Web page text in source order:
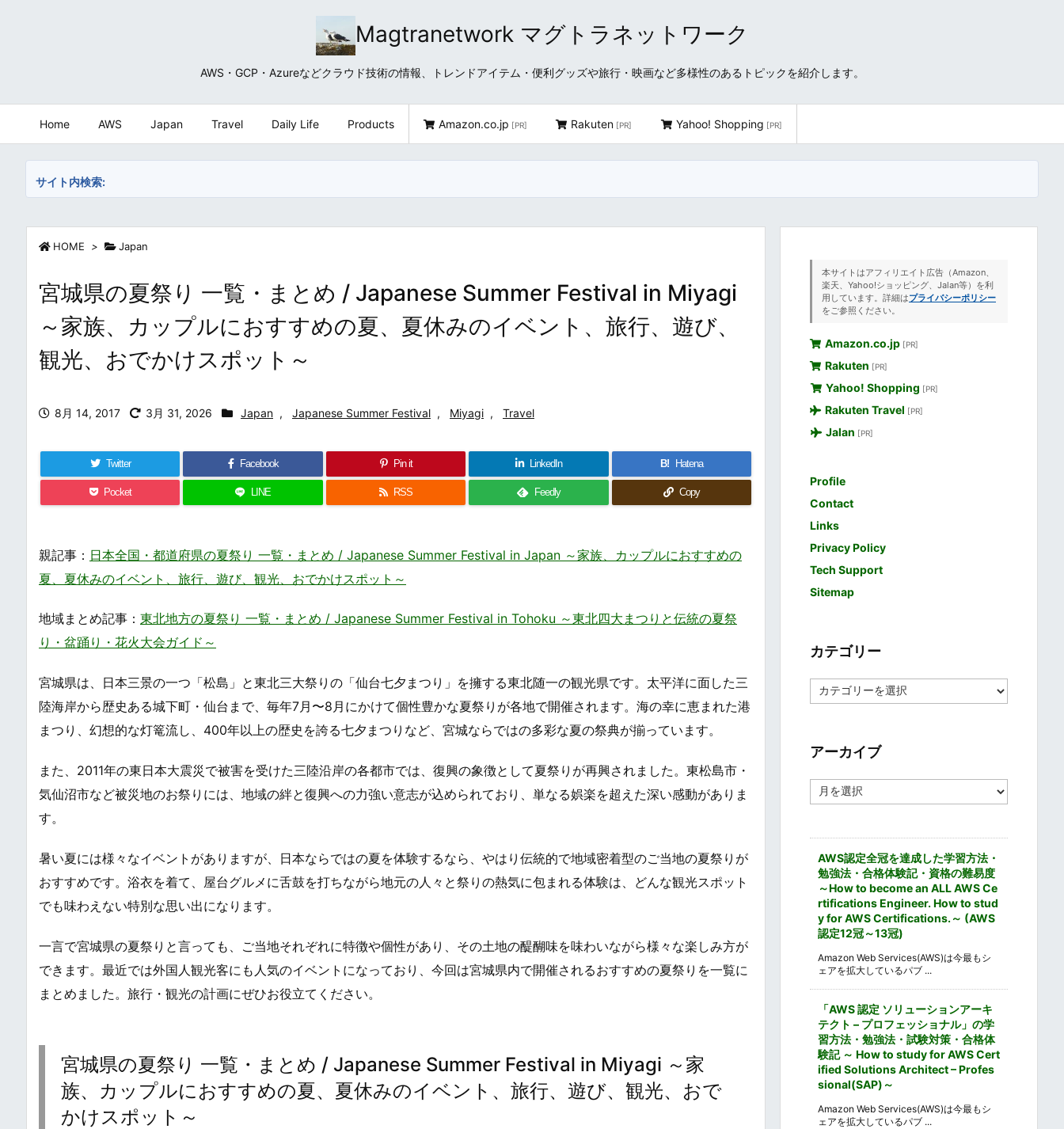
Magtranetwork マグトラネットワーク
AWS・GCP・Azureなどクラウド技術の情報、トレンドアイテム・便利グッズや旅行・映画など多様性のあるトピックを紹介します。
Home AWS Japan Travel Daily Life Products Amazon.co.jp [PR] Rakuten [PR] Yahoo! Shopping [PR]
サイト内検索:
HOME > Japan
宮城県の夏祭り 一覧・まとめ / Japanese Summer Festival in Miyagi
～家族、カップルにおすすめの夏、夏休みのイベント、旅行、遊び、
観光、おでかけスポット～
8月 14, 2017 3月 31, 2026 Japan , Japanese Summer Festival , Miyagi , Travel
Twitter Facebook Pin it LinkedIn B! Hatena
Pocket LINE RSS Feedly Copy
親記事： 日本全国・都道府県の夏祭り 一覧・まとめ / Japanese Summer Festival in Japan ～家族、カップルにおすすめの
夏、夏休みのイベント、旅行、遊び、観光、おでかけスポット～
地域まとめ記事： 東北地方の夏祭り 一覧・まとめ / Japanese Summer Festival in Tohoku ～東北四大まつりと伝統の夏祭
り・盆踊り・花火大会ガイド～
宮城県は、日本三景の一つ「松島」と東北三大祭りの「仙台七夕まつり」を擁する東北随一の観光県です。太平洋に面した三
陸海岸から歴史ある城下町・仙台まで、毎年7月〜8月にかけて個性豊かな夏祭りが各地で開催されます。海の幸に恵まれた港
まつり、幻想的な灯篭流し、400年以上の歴史を誇る七夕まつりなど、宮城ならではの多彩な夏の祭典が揃っています。
また、2011年の東日本大震災で被害を受けた三陸沿岸の各都市では、復興の象徴として夏祭りが再興されました。東松島市・
気仙沼市など被災地のお祭りには、地域の絆と復興への力強い意志が込められており、単なる娯楽を超えた深い感動がありま
す。
暑い夏には様々なイベントがありますが、日本ならではの夏を体験するなら、やはり伝統的で地域密着型のご当地の夏祭りが
おすすめです。浴衣を着て、屋台グルメに舌鼓を打ちながら地元の人々と祭りの熱気に包まれる体験は、どんな観光スポット
でも味わえない特別な思い出になります。
一言で宮城県の夏祭りと言っても、ご当地それぞれに特徴や個性があり、その土地の醍醐味を味わいながら様々な楽しみ方が
できます。最近では外国人観光客にも人気のイベントになっており、今回は宮城県内で開催されるおすすめの夏祭りを一覧に
まとめました。旅行・観光の計画にぜひお役立てください。
宮城県の夏祭り 一覧・まとめ / Japanese Summer Festival in Miyagi ～家
族、カップルにおすすめの夏、夏休みのイベント、旅行、遊び、観光、おで
かけスポット～
本サイトはアフィリエイト広告（Amazon、
楽天、Yahoo!ショッピング、Jalan等）を利
用しています。詳細はプライバシーポリシー
をご参照ください。
Amazon.co.jp [PR]
Rakuten [PR]
Yahoo! Shopping [PR]
Rakuten Travel [PR]
Jalan [PR]
Profile
Contact
Links
Privacy Policy
Tech Support
Sitemap
カテゴリー
テ
ー
アーカイブ
ー
AWS認定全冠を達成した学習方法・
勉強法・合格体験記・資格の難易度
～How to become an ALL AWS Ce
rtifications Engineer. How to stud
y for AWS Certifications.～ (AWS
認定12冠～13冠)
Amazon Web Services(AWS)は今最もシ
ェアを拡大しているパブ ...
「AWS 認定 ソリューションアーキ
テクト – プロフェッショナル」の学
習方法・勉強法・試験対策・合格体
験記 ～ How to study for AWS Cert
ified Solutions Architect – Profes
sional(SAP)～
Amazon Web Services(AWS)は今最もシ
ェアを拡大しているパブ ...